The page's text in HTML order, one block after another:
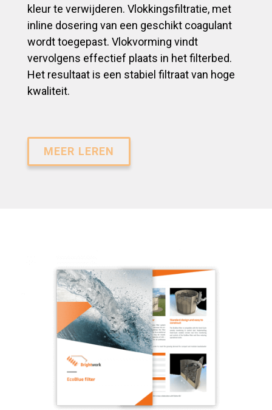
kleur te verwijderen. Vlokkingsfiltratie, met
inline dosering van een geschikt coagulant
wordt toegepast. Vlokvorming vindt
vervolgens effectief plaats in het filterbed.
Het resultaat is een stabiel filtraat van hoge
kwaliteit.
MEER LEREN